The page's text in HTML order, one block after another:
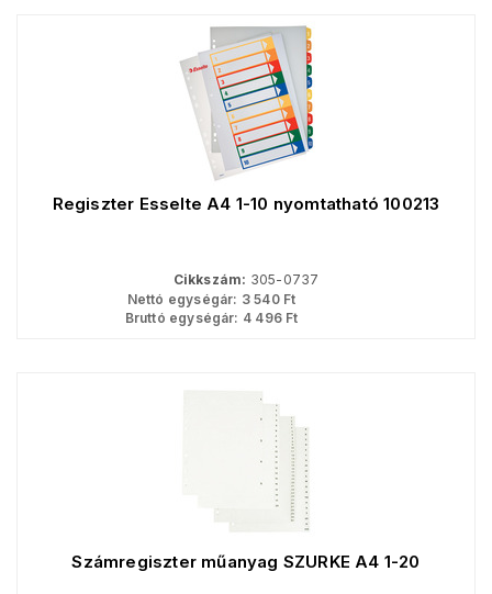
Regiszter Esselte A4 1-10 nyomtatható 100213
Cikkszám: 305-0737
Nettó egységár: 3 540Ft
Bruttó egységár: 4 496Ft
Számregiszter műanyag SZÜRKE A4 1-20